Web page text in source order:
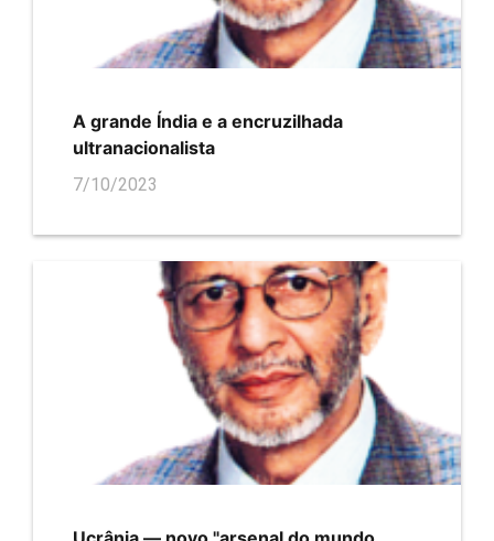
A grande Índia e a encruzilhada
ultranacionalista
7/10/2023